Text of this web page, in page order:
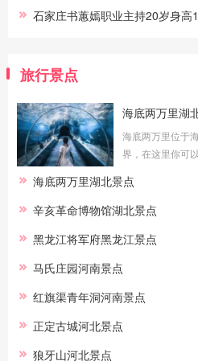
石家庄书蕙嫣职业主持20岁身高
旅行景点
海底两万里湖
海底两万里位于
界，在这里你可
身边游弋，你能
海底两万里湖北景点
辛亥革命博物馆湖北景点
黑龙江将军府黑龙江景点
马氏庄园河南景点
红旗渠青年洞河南景点
正定古城河北景点
狼牙山河北景点